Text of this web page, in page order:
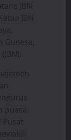
JBN
JBN
Gunesa,
puasa
Pusat